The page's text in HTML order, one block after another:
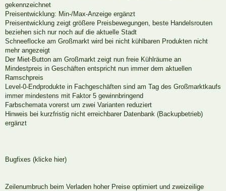
gekennzeichnet
Preisentwicklung: Min-/Max-Anzeige ergänzt
Preisentwicklung zeigt größere Preisbewegungen, beste Handelsrouten
beziehen sich nur noch auf die aktuelle Stadt
Schneeflocke am Großmarkt wird bei nicht kühlbaren Produkten nicht
mehr angezeigt
Der Miet-Button am Großmarkt zeigt nun freie Kühlräume an
Mindestpreis in Geschäften entspricht nun immer dem aktuellen
Ramschpreis
Level-0-Endprodukte in Fachgeschäften sind am Tag des Großmarktkaufs
immer mindestens mit Faktor 5 gewinnbringend
Farbschemata vorerst um zwei Varianten reduziert
Hinweis bei kurzfristig nicht erreichbarer Datenbank (Backupbetrieb)
ergänzt
Bugfixes (klicke hier)
Zeilenumbruch beim Verladen hoher Preise optimiert und zweizeilige